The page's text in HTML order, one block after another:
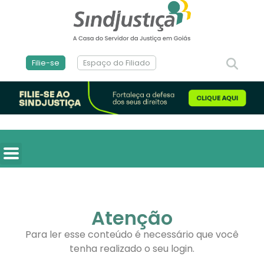
Filie-se Espaço do Filiado
Atenção
Para ler esse conteúdo é necessário que você
tenha realizado o seu login.